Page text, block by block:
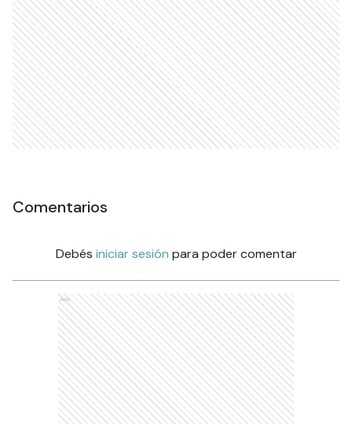
Comentarios
Debés iniciar sesión para poder comentar
Ads